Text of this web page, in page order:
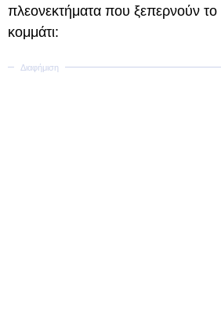
πλεονεκτήματα που ξεπερνούν το
κομμάτι: